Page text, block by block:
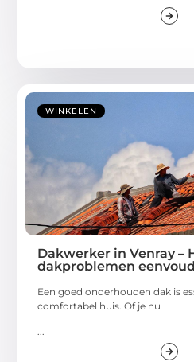
WINKELEN
Dakwerker in Venray –
dakproblemen
Een goed onderhouden dak is
comfortabel huis. Of je nu